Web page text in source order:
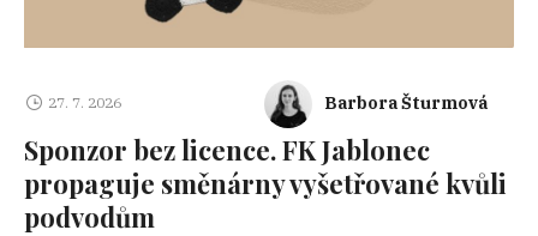
27. 7. 2026 Barbora Šturmová
Sponzor bez licence. FK Jablonec
propaguje směnárny vyšetřované kvůli
podvodům